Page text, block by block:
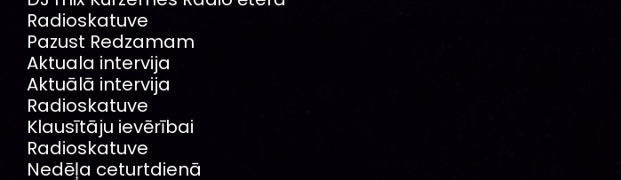
Radioskatuve
Pazust Redzamam
Aktuala intervija
Aktuālā intervija
Radioskatuve
Klausītāju ievērībai
Radioskatuve
Nedēļa ceturtdienā